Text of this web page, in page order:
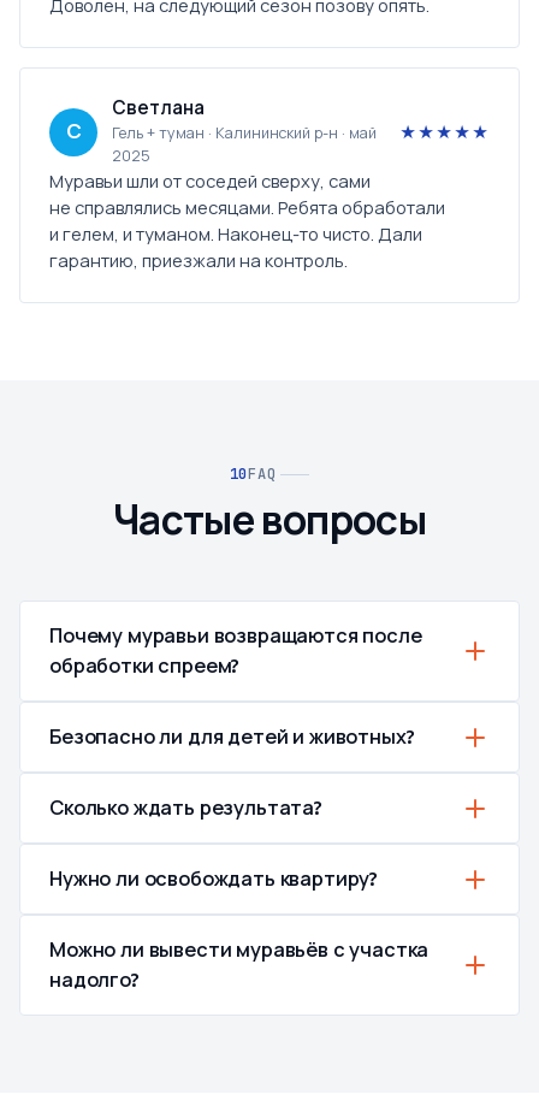
Доволен, на следующий сезон позову опять.
С
Светлана
Гель + туман · Калининский р-н · май
2025
★★★★★
Муравьи шли от соседей сверху, сами
не справлялись месяцами. Ребята обработали
и гелем, и туманом. Наконец-то чисто. Дали
гарантию, приезжали на контроль.
FAQ
Частые вопросы
Почему муравьи возвращаются после
обработки спреем?
Безопасно ли для детей и животных?
Сколько ждать результата?
Нужно ли освобождать квартиру?
Можно ли вывести муравьёв с участка
надолго?